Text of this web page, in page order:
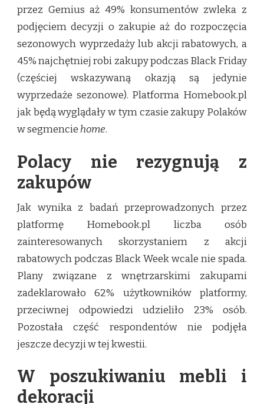
przez Gemius aż 49% konsumentów zwleka z
podjęciem decyzji o zakupie aż do rozpoczęcia
sezonowych wyprzedaży lub akcji rabatowych, a
45% najchętniej robi zakupy podczas Black Friday
(częściej wskazywaną okazją są jedynie
wyprzedaże sezonowe). Platforma Homebook.pl
jak będą wyglądały w tym czasie zakupy Polaków
w segmencie home.
Polacy nie rezygnują z
zakupów
Jak wynika z badań przeprowadzonych przez
platformę Homebook.pl liczba osób
zainteresowanych skorzystaniem z akcji
rabatowych podczas Black Week wcale nie spada.
Plany związane z wnętrzarskimi zakupami
zadeklarowało 62% użytkowników platformy,
przeciwnej odpowiedzi udzieliło 23% osób.
Pozostała część respondentów nie podjęła
jeszcze decyzji w tej kwestii.
W poszukiwaniu mebli i
dekoracji